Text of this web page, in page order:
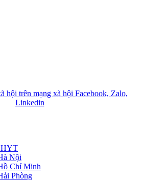
hội trên mạng xã hội Facebook, Zalo,
Linkedin
Nội
Chí Minh
Phòng